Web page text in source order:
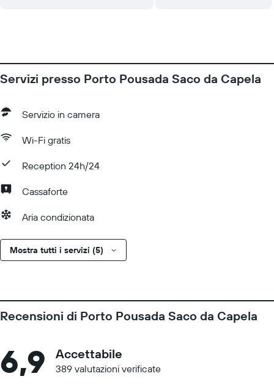
Servizi presso Porto Pousada Saco da Capela
Servizio in camera
Wi-Fi gratis
Reception 24h/24
Cassaforte
Aria condizionata
Mostra tutti i servizi (5)
Recensioni di Porto Pousada Saco da Capela
6,9 Accettabile
389 valutazioni verificate